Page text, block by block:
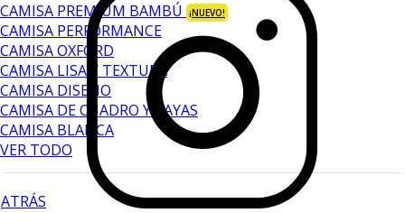
CAMISA PREMIUM BAMBÚ ¡NUEVO!
CAMISA PERFORMANCE
CAMISA OXFORD
CAMISA LISA Y TEXTURA
CAMISA DISEÑO
CAMISA DE CUADRO Y RAYAS
CAMISA BLANCA
VER TODO
ATRÁS